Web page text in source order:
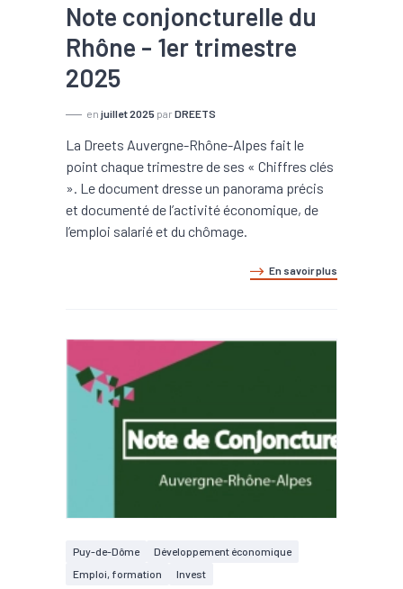
Note conjoncturelle du
Rhône - 1er trimestre
2025
en juillet 2025 par DREETS
La Dreets Auvergne-Rhône-Alpes fait le
point chaque trimestre de ses « Chiffres clés
». Le document dresse un panorama précis
et documenté de l’activité économique, de
l’emploi salarié et du chômage.
En savoir plus
Puy-de-Dôme
Développement économique
Emploi, formation
Invest